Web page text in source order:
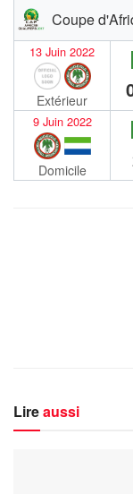
Coupe
13 Juin 2022
Extérieur
9 Juin 2022
Domicile
Lireaussi